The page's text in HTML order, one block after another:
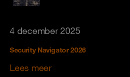
4 december 2025
Security Navigator 2026
Lees meer